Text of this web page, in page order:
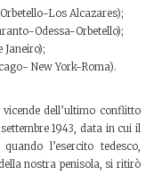
Los Alcazares);
Odessa-Orbetello);
Janeiro);
New York-Roma).
dell’ultimo conflitto
1943, data in cui il
l’esercito tedesco,
nostra penisola, si ritirò